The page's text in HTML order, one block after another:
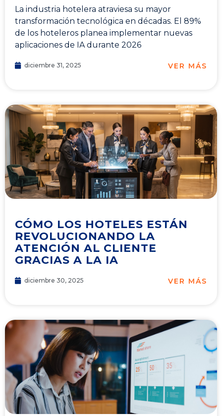
La industria hotelera atraviesa su mayor
transformación tecnológica en décadas. El 89%
de los hoteleros planea implementar nuevas
aplicaciones de IA durante 2026
diciembre 31, 2025 VER MÁS
CÓMO LOS HOTELES ESTÁN
REVOLUCIONANDO LA
ATENCIÓN AL CLIENTE
GRACIAS A LA IA
diciembre 30, 2025 VER MÁS